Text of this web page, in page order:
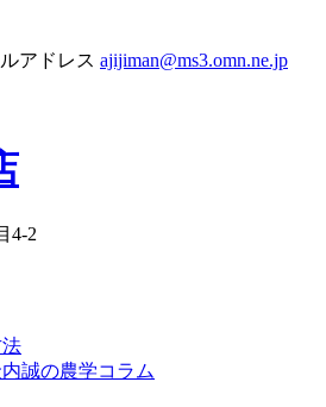
アドレス ajijiman@ms3.omn.ne.jp
4-2
誠の農学コラム